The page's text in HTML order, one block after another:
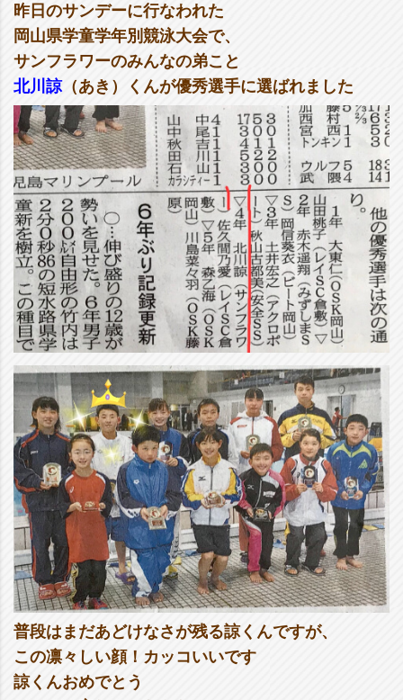
昨日のサンデーに行なわれた
岡山県学童学年別競泳大会で、
サンフラワーのみんなの弟こと
北川諒（あき）くんが優秀選手に選ばれました
普段はまだあどけなさが残る諒くんですが、
この凛々しい顔！カッコいいです
諒くんおめでとう